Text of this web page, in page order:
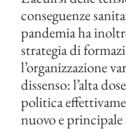
conseguenze
pandemia ha
strategia di
l’organizzazione
dissenso: l’alta
politica
nuovo e